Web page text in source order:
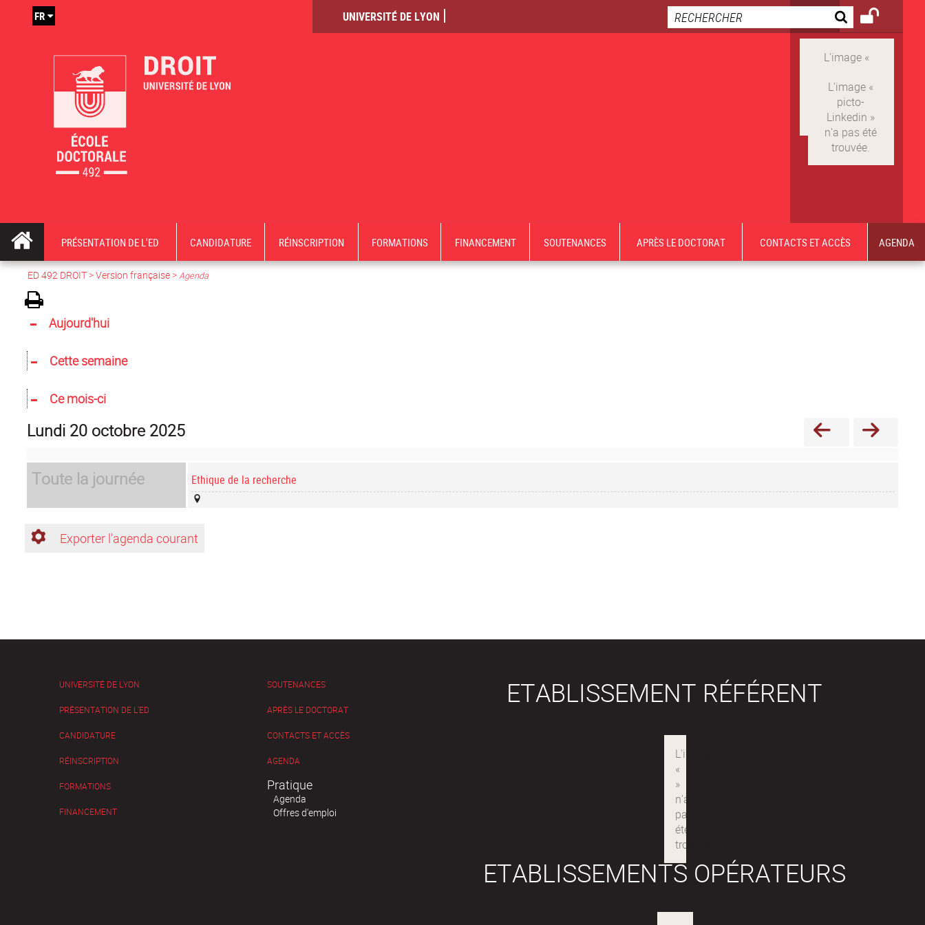
UNIVERSITÉ DE LYON
FR
PRÉSENTATION DE L'ED CANDIDATURE RÉINSCRIPTION FORMATIONS FINANCEMENT SOUTENANCES APRÈS LE DOCTORAT CONTACTS ET ACCÈS AGENDA
ED 492 DROIT>Version française>Agenda
Aujourd'hui
Cette semaine
Ce mois-ci
lundi 20 octobre 2025
Toute la journée Ethique de la recherche
Exporter l'agenda courant
UNIVERSITÉ DE LYON
PRÉSENTATION DE L'ED
CANDIDATURE
RÉINSCRIPTION
FORMATIONS
FINANCEMENT
SOUTENANCES
APRÈS LE DOCTORAT
CONTACTS ET ACCÈS
AGENDA
Pratique
Agenda
Offres d'emploi
ETABLISSEMENT RÉFÉRENT
ETABLISSEMENTS OPÉRATEURS